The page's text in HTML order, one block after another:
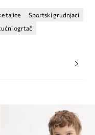
tajice
Sportski grudnjaci
ogrtač